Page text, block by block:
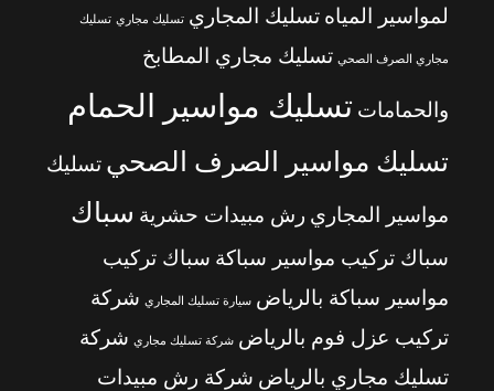
لمواسير المياه تسليك المجاري تسليك مجاري تسليك
مجاري الصرف الصحي تسليك مجاري المطابخ
والحمامات تسليك مواسير الحمام
تسليك مواسير الصرف الصحي تسليك
مواسير المجاري رش مبيدات حشرية سباك
سباك تركيب مواسير سباكة سباك تركيب
مواسير سباكة بالرياض سيارة تسليك المجاري شركة
تركيب عزل فوم بالرياض شركة تسليك مجاري شركة
تسليك مجاري بالرياض شركة رش مبيدات